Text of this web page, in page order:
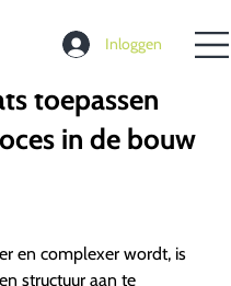
Inloggen
toepassen
in de bouw
om te lezen
en complexer wordt, is
structuur aan te